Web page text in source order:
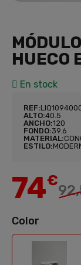
HUECO
En stock
REF:
ALTO:40.5
ANCHO:120
FONDO:39.6
MATERIAL:
ESTILO:
74€
Color